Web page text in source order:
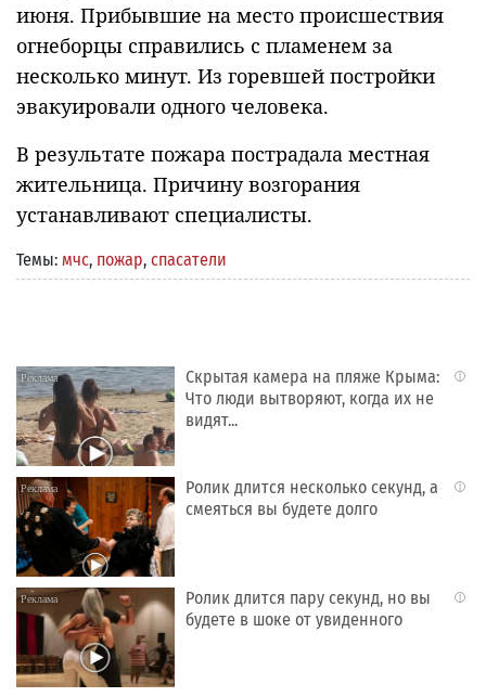
июня. Прибывшие на место происшествия
огнеборцы справились с пламенем за
несколько минут. Из горевшей постройки
эвакуировали одного человека.
В результате пожара пострадала местная
жительница. Причину возгорания
устанавливают специалисты.
Темы: мчс, пожар, спасатели
i
Скрытая камера на пляже Крыма:
Что люди вытворяют, когда их не
видят...
i
Ролик длится несколько секунд, а
смеяться вы будете долго
i
Ролик длится пару секунд, но вы
будете в шоке от увиденного